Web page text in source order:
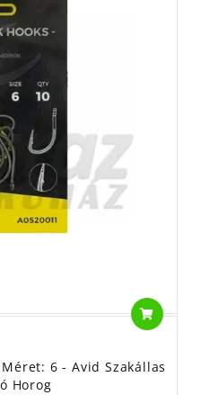
6 - Avid Szakállas
Horog